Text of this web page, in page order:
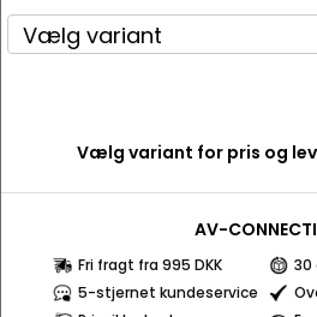
Vælg variant for pris og
AV-
Fri fragt fra 995 DKK
30
5-stjernet kundeservice